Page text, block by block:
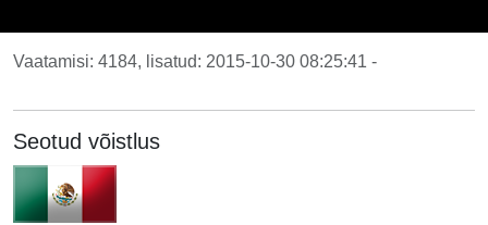
Vaatamisi: 4184, lisatud: 2015-10-30 08:25:41 -
Seotud võistlus